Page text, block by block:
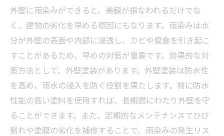
外壁に雨染みができると、美観が損なわれるだけでな
く、建物の劣化を早める原因にもなります。雨染みは水
分が外壁の表面や内部に浸透し、カビや腐食を引き起こ
すことがあるため、早めの対策が重要です。効果的な対
策方法として、外壁塗装があります。外壁塗装は防水性
を高め、雨水の浸入を防ぐ役割を果たします。特に防水
性能の高い塗料を使用すれば、長期間にわたり外壁を守
ることができます。また、定期的なメンテナンスでひび
割れや塗膜の劣化を補修することで、雨染みの発生リス